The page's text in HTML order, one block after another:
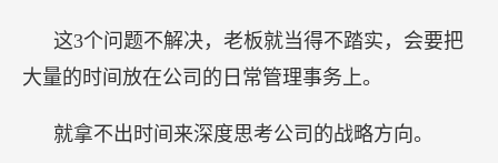
这3个问题不解决，老板就当得不踏实，会要把
大量的时间放在公司的日常管理事务上。
就拿不出时间来深度思考公司的战略方向。